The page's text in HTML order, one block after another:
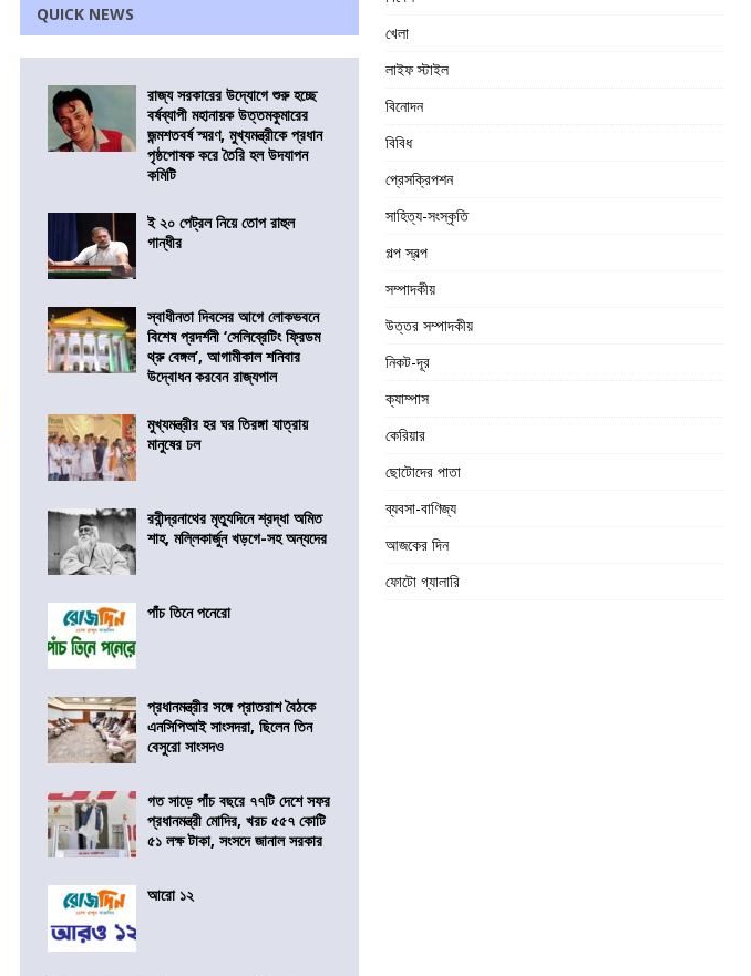
QUICK NEWS
রাজ্য সরকারের উদ্যোগে শুরু হচ্ছে
বর্ষব্যাপী মহানায়ক উত্তমকুমারের
জন্মশতবর্ষ স্মরণ, মুখ্যমন্ত্রীকে প্রধান
পৃষ্ঠপোষক করে তৈরি হল উদযাপন
কমিটি
ই ২০ পেট্রল নিয়ে তোপ রাহুল
গান্ধীর
স্বাধীনতা দিবসের আগে লোকভবনে
বিশেষ প্রদর্শনী ‘সেলিব্রেটিং ফ্রিডম
থ্রু বেঙ্গল’, আগামীকাল শনিবার
উদ্বোধন করবেন রাজ্যপাল
মুখ্যমন্ত্রীর হর ঘর তিরঙ্গা যাত্রায়
মানুষের ঢল
রবীন্দ্রনাথের মৃত্যুদিনে শ্রদ্ধা অমিত
শাহ, মল্লিকার্জুন খড়গে-সহ অন্যদের
পাঁচ তিনে পনেরো
প্রধানমন্ত্রীর সঙ্গে প্রাতরাশ বৈঠকে
এনসিপিআই সাংসদরা, ছিলেন তিন
বেসুরো সাংসদও
গত সাড়ে পাঁচ বছরে ৭৭টি দেশে সফর
প্রধানমন্ত্রী মোদির, খরচ ৫৫৭ কোটি
৫১ লক্ষ টাকা, সংসদে জানাল সরকার
আরো ১২
খেলা
লাইফ স্টাইল
বিনোদন
বিবিধ
প্রেসক্রিপশন
সাহিত্য-সংস্কৃতি
গল্প স্বল্প
সম্পাদকীয়
উত্তর সম্পাদকীয়
নিকট-দূর
ক্যাম্পাস
কেরিয়ার
ছোটোদের পাতা
ব্যবসা-বাণিজ্য
আজকের দিন
ফোটো গ্যালারি